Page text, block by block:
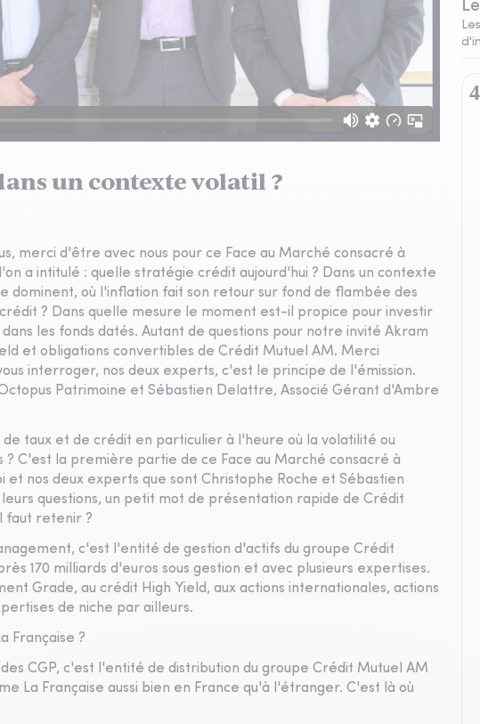
un contexte volatil ?
merci d'être avec nous pour ce Face au Marché consacré à
a intitulé : quelle stratégie crédit aujourd'hui ? Dans un contexte
dominent, où l'inflation fait son retour sur fond de flambée des
? Dans quelle mesure le moment est-il propice pour investir
les fonds datés. Autant de questions pour notre invité Akram
et obligations convertibles de Crédit Mutuel AM. Merci
interroger, nos deux experts, c'est le principe de l'émission.
Patrimoine et Sébastien Delattre, Associé Gérant d'Ambre
de taux et de crédit en particulier à l'heure où la volatilité ou
? C'est la première partie de ce Face au Marché consacré à
nos deux experts que sont Christophe Roche et Sébastien
questions, un petit mot de présentation rapide de Crédit
faut retenir ?
c'est l'entité de gestion d'actifs du groupe Crédit
170 milliards d'euros sous gestion et avec plusieurs expertises.
Grade, au crédit High Yield, aux actions internationales, actions
de niche par ailleurs.
Française ?
CGP, c'est l'entité de distribution du groupe Crédit Mutuel AM
La Française aussi bien en France qu'à l'étranger. C'est là où